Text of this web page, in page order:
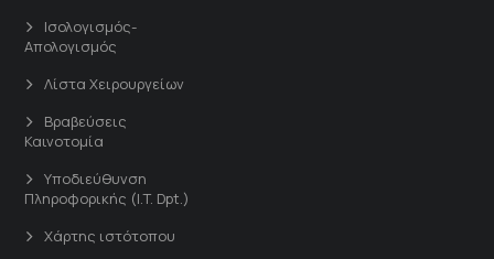
Ισολογισμός-
Απολογισμός
Λίστα Χειρουργείων
Βραβεύσεις
Καινοτομία
Υποδιεύθυνση
Πληροφορικής (I.T. Dpt.)
Χάρτης ιστότοπου